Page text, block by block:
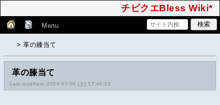
チビクエBless Wiki*
Menu
> 革の膝当て
革の膝当て
Last-modified: 2026-05-09 (土) 17:40:23